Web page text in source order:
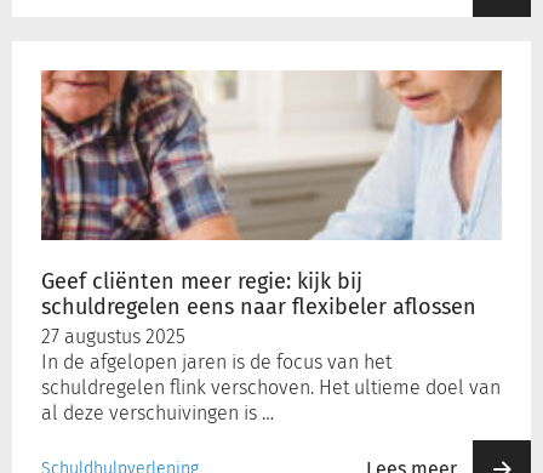
Geef cliënten meer regie: kijk bij
schuldregelen eens naar flexibeler aflossen
27 augustus 2025
In de afgelopen jaren is de focus van het
schuldregelen flink verschoven. Het ultieme doel van
al deze verschuivingen is …
Schuldhulpverlening
cliënten
meer
regie:
kijk
schuldregelen
eens
naar
flexibeler
aflossen